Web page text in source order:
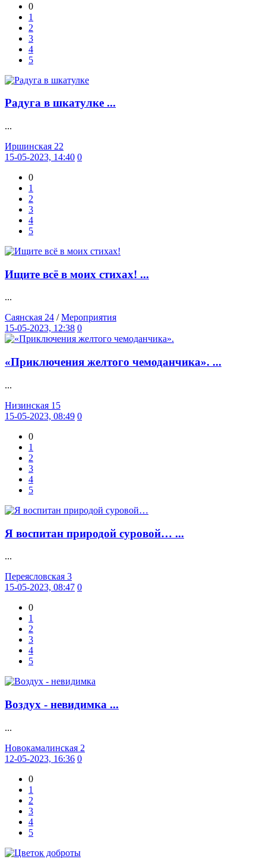
0
1
2
3
4
5
Радуга в шкатулке ...
...
Иршинская 22
15-05-2023, 14:40 0
0
1
2
3
4
5
Ищите всё в моих стихах! ...
...
Саянская 24 /Мероприятия
15-05-2023, 12:38 0
«Приключения желтого чемоданчика». ...
...
Низинская 15
15-05-2023, 08:49 0
0
1
2
3
4
5
Я воспитан природой суровой… ...
...
Переясловская 3
15-05-2023, 08:47 0
0
1
2
3
4
5
Воздух - невидимка ...
...
Новокамалинская 2
12-05-2023, 16:36 0
0
1
2
3
4
5